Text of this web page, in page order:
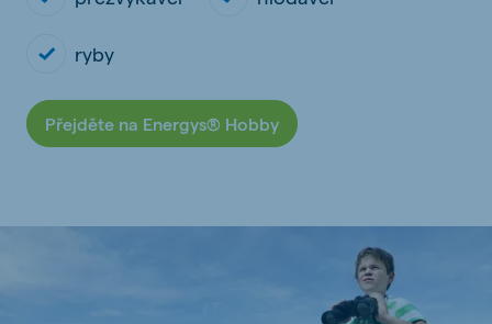
ryby
Přejděte na Energys® Hobby